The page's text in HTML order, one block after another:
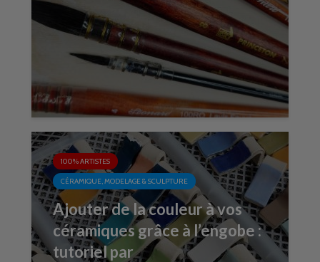
100% ARTISTES
CÉRAMIQUE, MODELAGE & SCULPTURE
Ajouter de la couleur à vos
céramiques grâce à l’engobe :
tutoriel par